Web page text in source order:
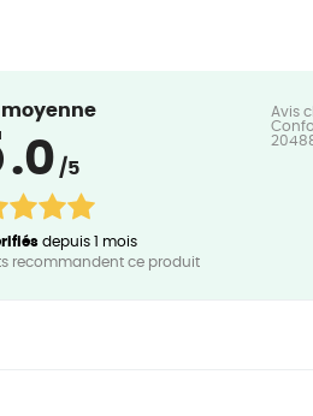
moyenne
.0 /5
depuis 1 mois
recommandent ce produit